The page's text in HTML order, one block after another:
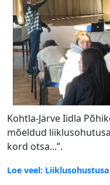
Kohtla-Järve Iidla
mõeldud
kord otsa...”.
Loe veel: